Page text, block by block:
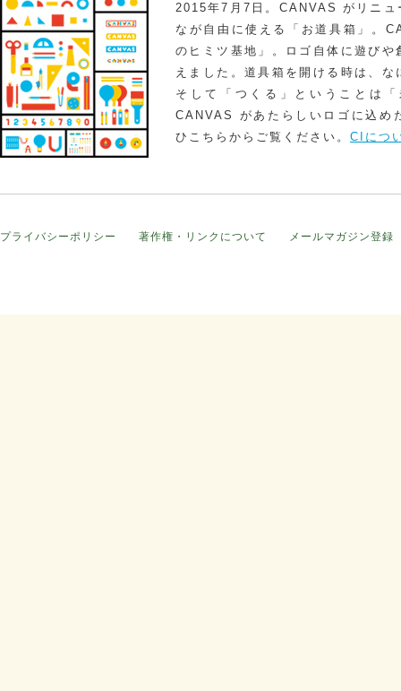
2015年7月7日。CANVAS がリニュ
なが自由に使える「お道具箱」。
のヒミツ基地」。ロゴ自体に遊び
えました。道具箱を開ける時は、
そして「つくる」ということは
CANVAS があたらしいロゴに込め
ひこちらからご覧ください。 CIにつ
プライバシーポリシー 著作権・リンクについて メールマガジン登録